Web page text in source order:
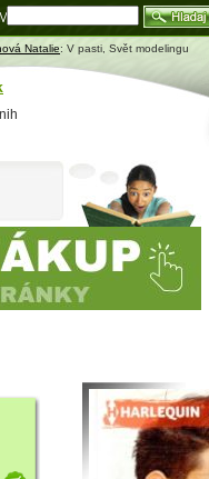
Natalie: V pasti, Svět modelingu
Mapa